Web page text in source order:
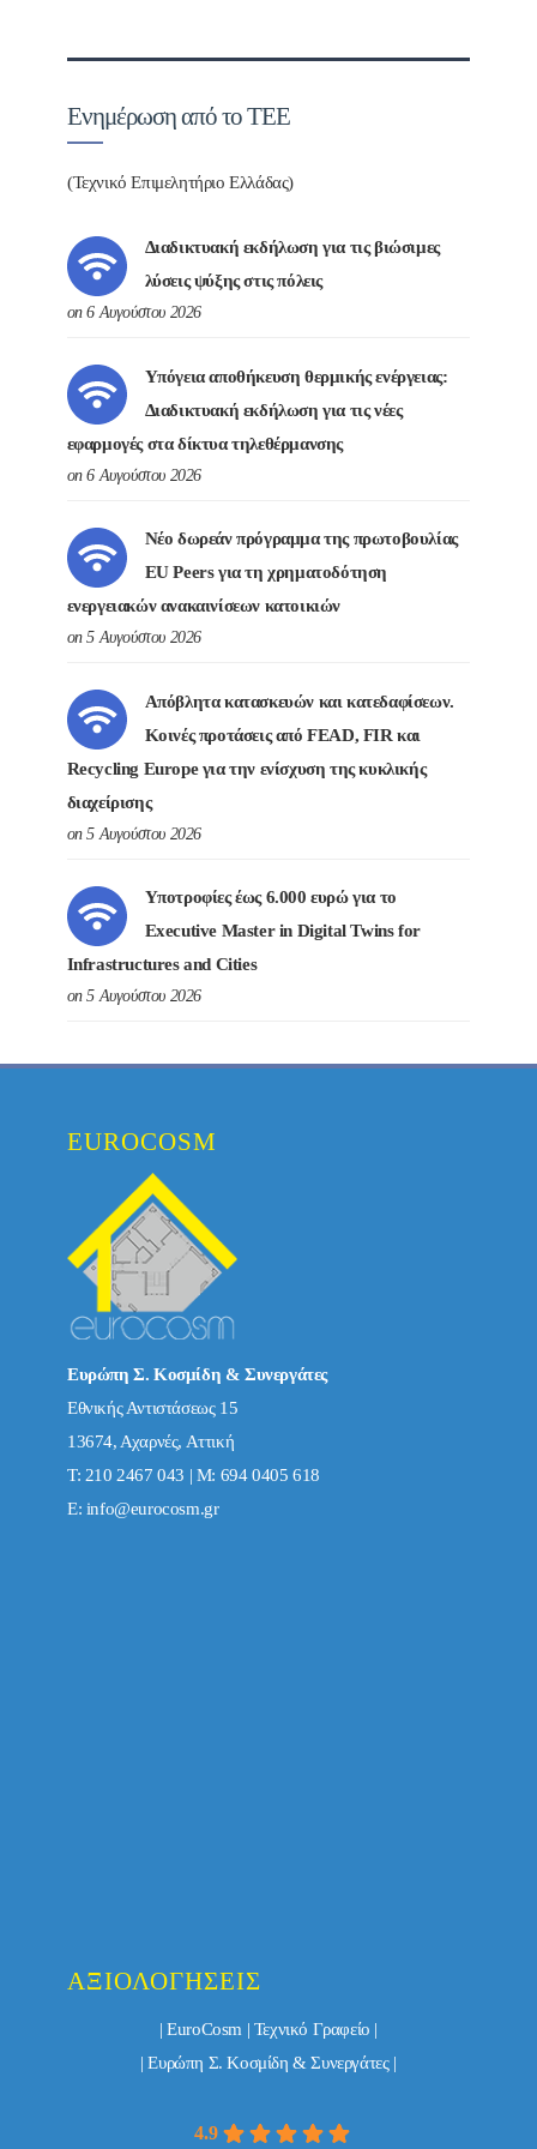
Ενημέρωση από το ΤΕΕ
(Τεχνικό Επιμελητήριο Ελλάδας)
Διαδικτυακή εκδήλωση για τις βιώσιμες
λύσεις ψύξης στις πόλεις
on 6 Αυγούστου 2026
Υπόγεια αποθήκευση θερμικής ενέργειας:
Διαδικτυακή εκδήλωση για τις νέες
εφαρμογές στα δίκτυα τηλεθέρμανσης
on 6 Αυγούστου 2026
Νέο δωρεάν πρόγραμμα της πρωτοβουλίας
EU Peers για τη χρηματοδότηση
ενεργειακών ανακαινίσεων κατοικιών
on 5 Αυγούστου 2026
Απόβλητα κατασκευών και κατεδαφίσεων.
Κοινές προτάσεις από FEAD, FIR και
Recycling Europe για την ενίσχυση της κυκλικής
διαχείρισης
on 5 Αυγούστου 2026
Υποτροφίες έως 6.000 ευρώ για το
Executive Master in Digital Twins for
Infrastructures and Cities
on 5 Αυγούστου 2026
EUROCOSM
Ευρώπη Σ. Κοσμίδη & Συνεργάτες
Εθνικής Αντιστάσεως 15
13674, Αχαρνές, Αττική
Τ: 210 2467 043 | Μ: 694 0405 618
E: info@eurocosm.gr
ΑΞΙΟΛΟΓΉΣΕΙΣ
| EuroCosm | Τεχνικό Γραφείο |
| Ευρώπη Σ. Κοσμίδη & Συνεργάτες |
4.9